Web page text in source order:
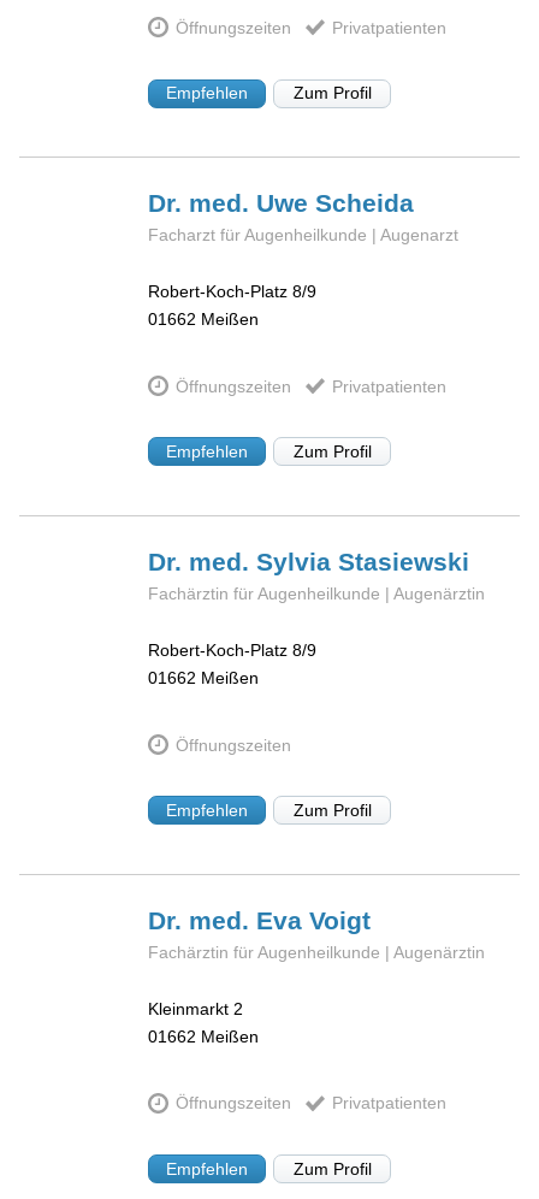
Öffnungszeiten Privatpatienten
Empfehlen Zum Profil
Dr. med. UweScheida
Facharzt für Augenheilkunde | Augenarzt
Robert-Koch-Platz 8/9
01662 Meißen
Öffnungszeiten Privatpatienten
Empfehlen Zum Profil
Dr. med. SylviaStasiewski
Fachärztin für Augenheilkunde | Augenärztin
Robert-Koch-Platz 8/9
01662 Meißen
Öffnungszeiten
Empfehlen Zum Profil
Dr. med. EvaVoigt
Fachärztin für Augenheilkunde | Augenärztin
Kleinmarkt 2
01662 Meißen
Öffnungszeiten Privatpatienten
Empfehlen Zum Profil